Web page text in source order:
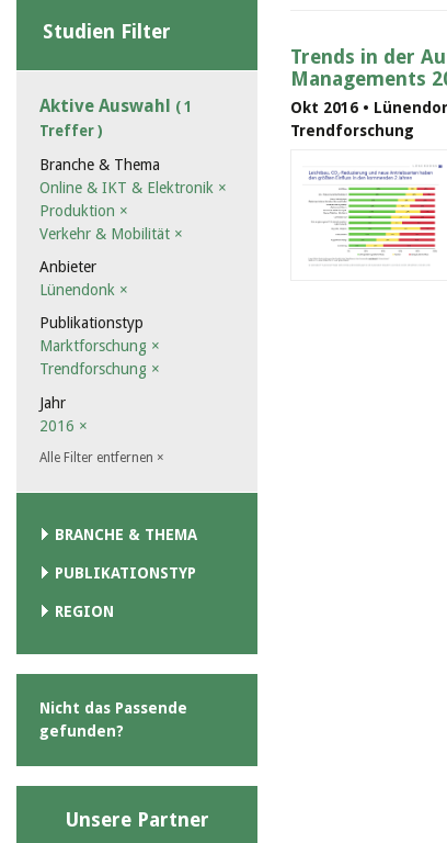
Trends in der
Managements
Okt 2016 •
Trendforschung
Studien Filter
Aktive Auswahl ( 1
Treffer )
Branche & Thema
Online & IKT & Elektronik ×
Produktion ×
Verkehr & Mobilität ×
Anbieter
Lünendonk ×
Publikationstyp
Marktforschung ×
Trendforschung ×
Jahr
2016 ×
Alle Filter entfernen ×
BRANCHE & THEMA
PUBLIKATIONSTYP
REGION
Nicht das Passende
gefunden?
Unsere Partner